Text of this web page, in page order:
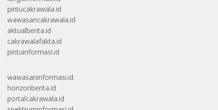
pintucakrawala.id
wawasancakrawala.id
aktualberita.id
cakrawalafakta.id
pintuinformasi.id
wawasaninformasi.id
horizonberita.id
portalcakrawala.id